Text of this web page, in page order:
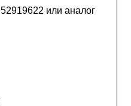
или аналог